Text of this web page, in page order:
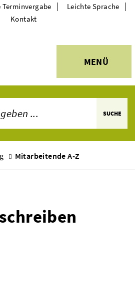
MENÜ
Terminvergabe | Leichte Sprache |
Kontakt
SUCHE
Mitarbeitende A-Z